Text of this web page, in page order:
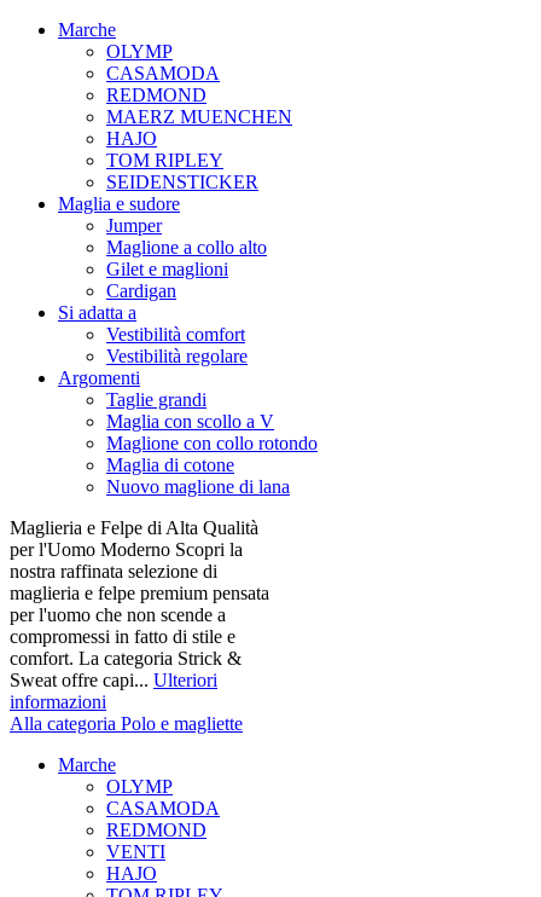
Marche
OLYMP
CASAMODA
REDMOND
MAERZ MUENCHEN
HAJO
TOM RIPLEY
SEIDENSTICKER
Maglia e sudore
Jumper
Maglione a collo alto
Gilet e maglioni
Cardigan
Si adatta a
Vestibilità comfort
Vestibilità regolare
Argomenti
Taglie grandi
Maglia con scollo a V
Maglione con collo rotondo
Maglia di cotone
Nuovo maglione di lana
Maglieria e Felpe di Alta Qualità
per l'Uomo Moderno Scopri la
nostra raffinata selezione di
maglieria e felpe premium pensata
per l'uomo che non scende a
compromessi in fatto di stile e
comfort. La categoria Strick &
Sweat offre capi... Ulteriori
informazioni
Alla categoria Polo e magliette
Marche
OLYMP
CASAMODA
REDMOND
VENTI
HAJO